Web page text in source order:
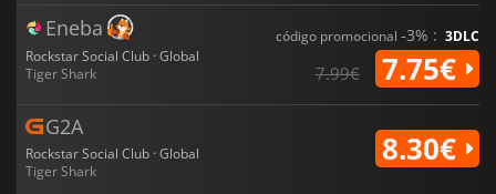
Eneba
Rockstar Social Club · Global
Tiger Shark
código promocional -3% : 3DLC
7.99€ 7.75€
G2A
Rockstar Social Club · Global
Tiger Shark
8.30€